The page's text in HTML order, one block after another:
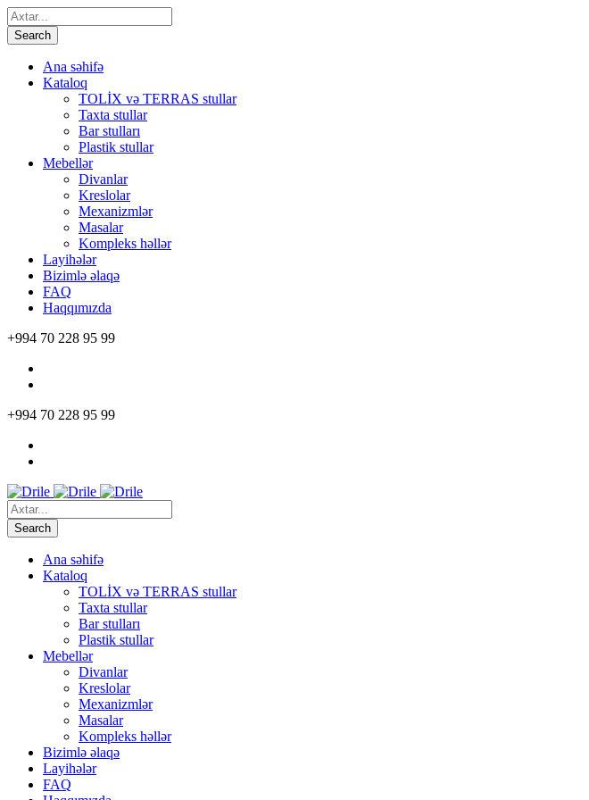
Ana səhifə
Kataloq
TOLİX və TERRAS stullar
Taxta stullar
Bar stulları
Plastik stullar
Mebellər
Divanlar
Kreslolar
Mexanizmlər
Masalar
Kompleks həllər
Layihələr
Bizimlə əlaqə
FAQ
Haqqımızda
+994 70 228 95 99
+994 70 228 95 99
Ana səhifə
Kataloq
TOLİX və TERRAS stullar
Taxta stullar
Bar stulları
Plastik stullar
Mebellər
Divanlar
Kreslolar
Mexanizmlər
Masalar
Kompleks həllər
Bizimlə əlaqə
Layihələr
FAQ